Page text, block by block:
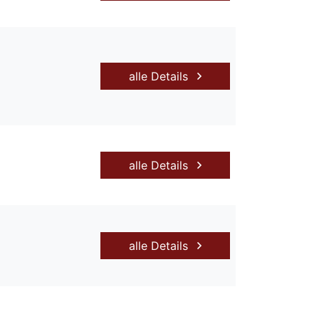
alle Details
alle Details
alle Details